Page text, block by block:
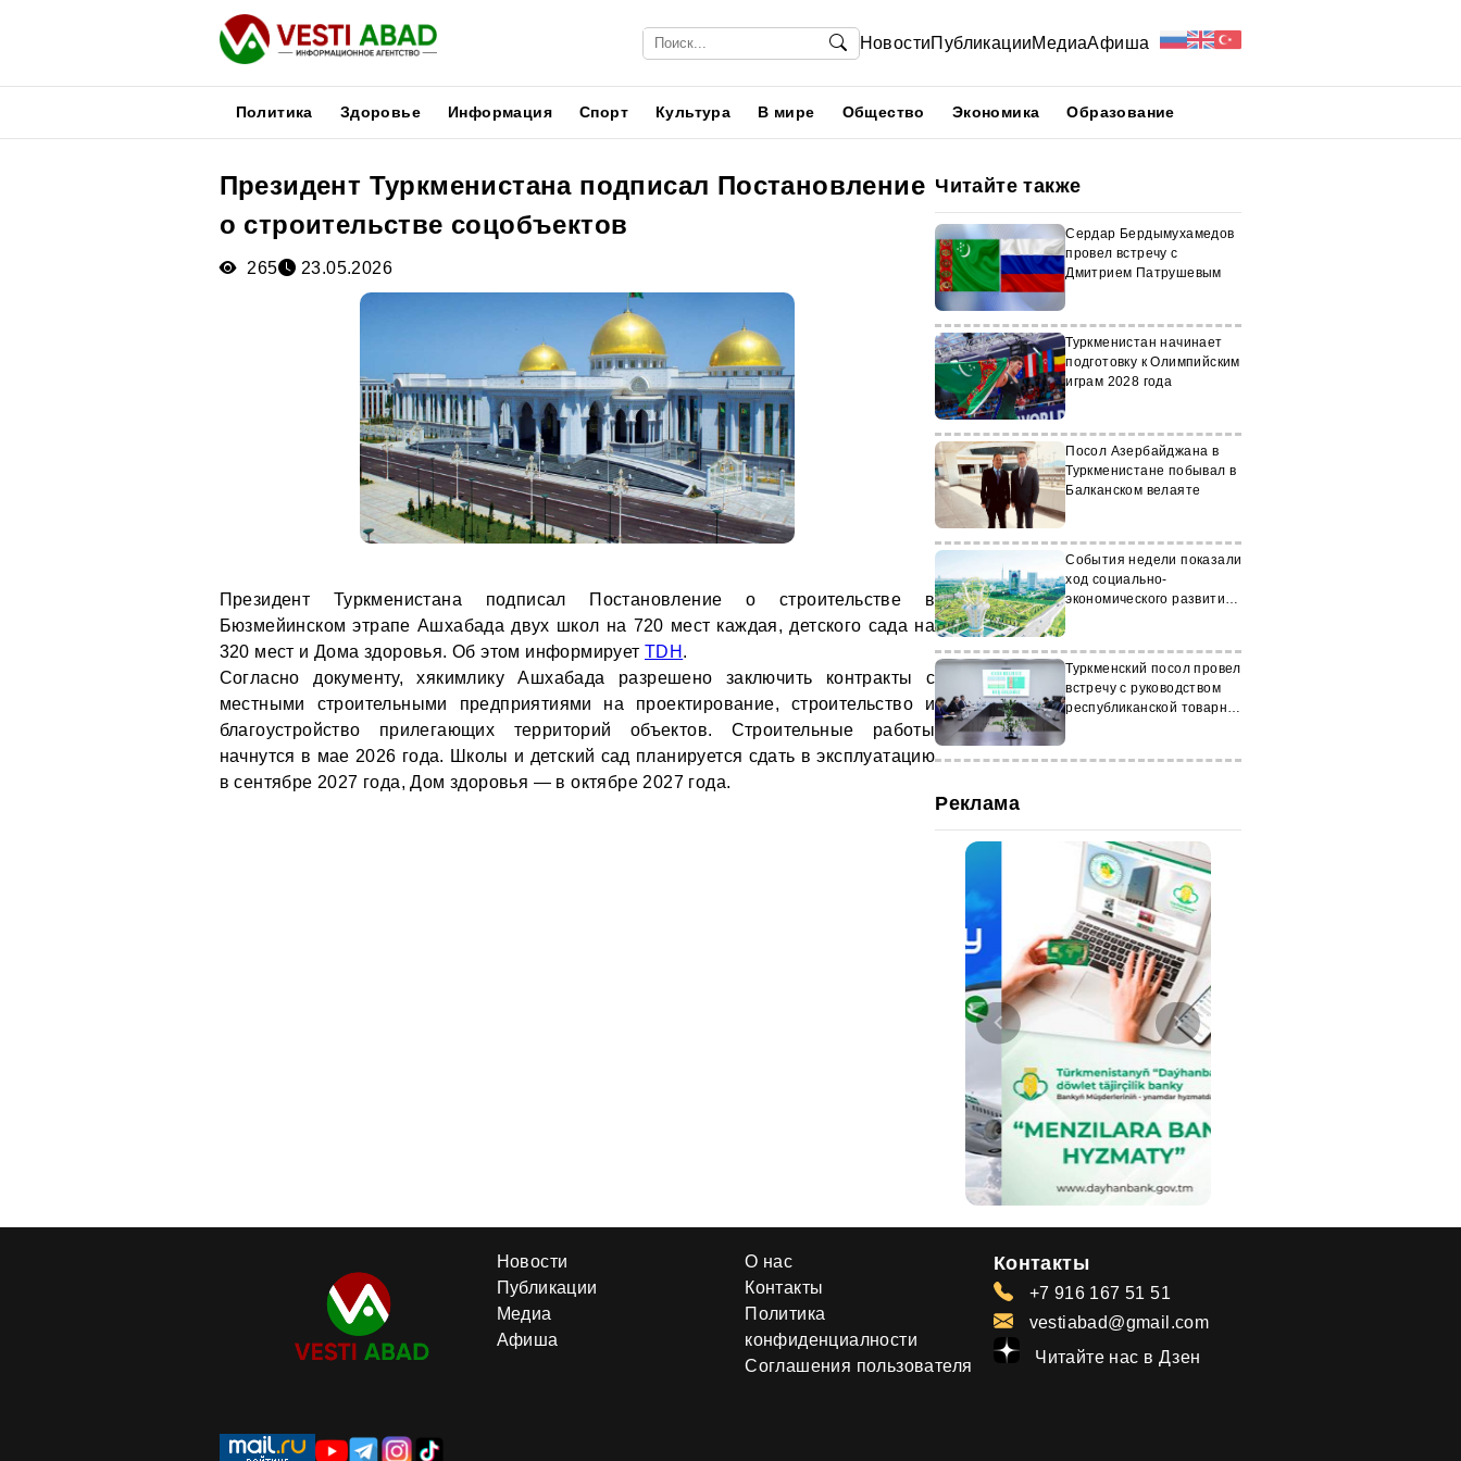
НовостиПубликацииМедиаАфиша
Политика Здоровье Информация Спорт Культура В мире Общество Экономика Образование
Президент Туркменистана подписал Постановление
о строительстве соцобъектов
265 23.05.2026
Президент Туркменистана подписал Постановление о строительстве в
Бюзмейинском этрапе Ашхабада двух школ на 720 мест каждая, детского сада на
320 мест и Дома здоровья. Об этом информирует TDH .
Согласно документу, хякимлику Ашхабада разрешено заключить контракты с
местными строительными предприятиями на проектирование, строительство и
благоустройство прилегающих территорий объектов. Строительные работы
начнутся в мае 2026 года. Школы и детский сад планируется сдать в эксплуатацию
в сентябре 2027 года, Дом здоровья — в октябре 2027 года.
Читайте также
Сердар Бердымухамедов
провел встречу с
Дмитрием Патрушевым
Туркменистан начинает
подготовку к Олимпийским
играм 2028 года
Посол Азербайджана в
Туркменистане побывал в
Балканском велаяте
События недели показали
ход социально-
экономического развития
Туркменский посол провел
встречу с руководством
республиканской товарно-
Реклама
Новости
Публикации
Медиа
Афиша
О нас
Контакты
Политика
конфиденциалности
Соглашения пользователя
Контакты
+7 916 167 51 51
vestiabad@gmail.com
Читайте нас в Дзен